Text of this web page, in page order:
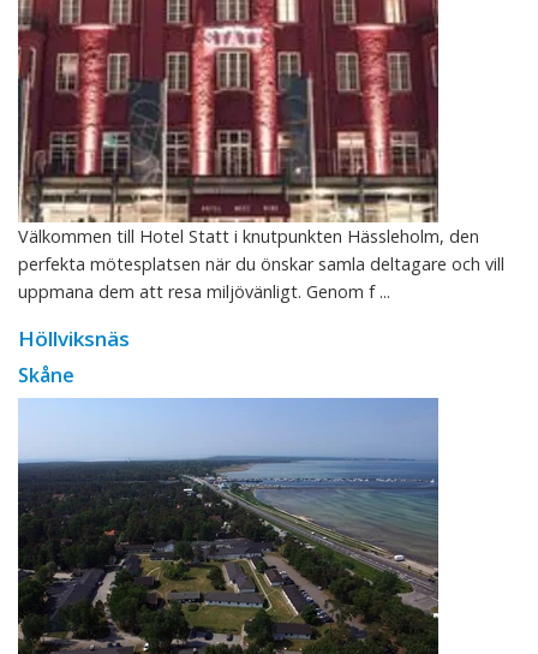
Välkommen till Hotel Statt i knutpunkten Hässleholm, den
perfekta mötesplatsen när du önskar samla deltagare och vill
uppmana dem att resa miljövänligt. Genom f ...
Höllviksnäs
Skåne